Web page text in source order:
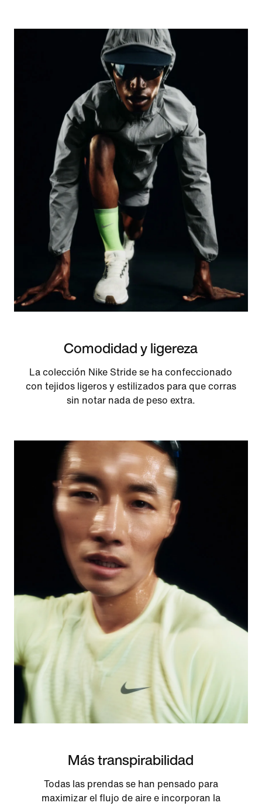
Comodidad y ligereza
La colección Nike Stride se ha confeccionado
con tejidos ligeros y estilizados para que corras
sin notar nada de peso extra.
Más transpirabilidad
Todas las prendas se han pensado para
maximizar el flujo de aire e incorporan la